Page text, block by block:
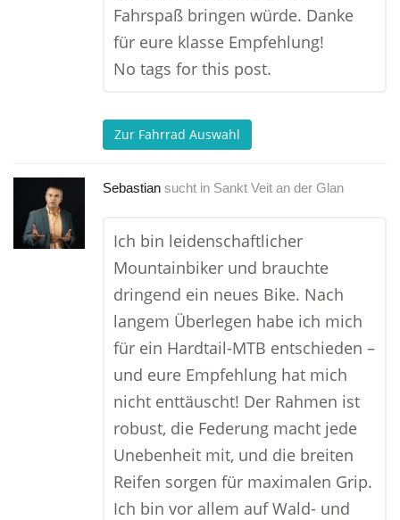
Fahrspaß bringen würde. Danke
für eure klasse Empfehlung!
No tags for this post.
Zur Fahrrad Auswahl
Sebastian sucht in Sankt Veit an der Glan
Ich bin leidenschaftlicher
Mountainbiker und brauchte
dringend ein neues Bike. Nach
langem Überlegen habe ich mich
für ein Hardtail-MTB entschieden –
und eure Empfehlung hat mich
nicht enttäuscht! Der Rahmen ist
robust, die Federung macht jede
Unebenheit mit, und die breiten
Reifen sorgen für maximalen Grip.
Ich bin vor allem auf Wald- und